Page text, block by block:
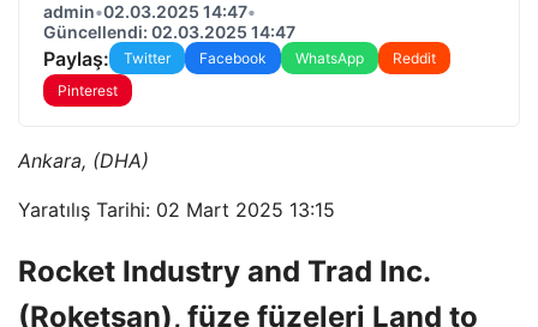
admin•02.03.2025 14:47•
Güncellendi: 02.03.2025 14:47
Paylaş: Twitter Facebook WhatsApp
Reddit
Pinterest
Ankara, (DHA)
Yaratılış Tarihi: 02 Mart 2025 13:15
Rocket Industry and Trad Inc.
(Roketsan), füze füzeleri Land to